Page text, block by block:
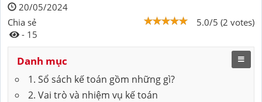
20/05/2024
5.0/5 (2 votes)
Chia sẻ
- 15
Danh mục
1. Sổ sách kế toán gồm những gì?
2. Vai trò và nhiệm vụ kế toán